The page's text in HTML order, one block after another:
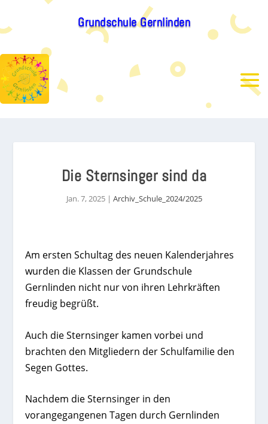
Grundschule Gernlinden
Die Sternsinger sind da
Jan. 7, 2025| Archiv_Schule_2024/2025
Am ersten Schultag des neuen Kalenderjahres
wurden die Klassen der Grundschule
Gernlinden nicht nur von ihren Lehrkräften
freudig begrüßt.
Auch die Sternsinger kamen vorbei und
brachten den Mitgliedern der Schulfamilie den
Segen Gottes.
Nachdem die Sternsinger in den
vorangegangenen Tagen durch Gernlinden